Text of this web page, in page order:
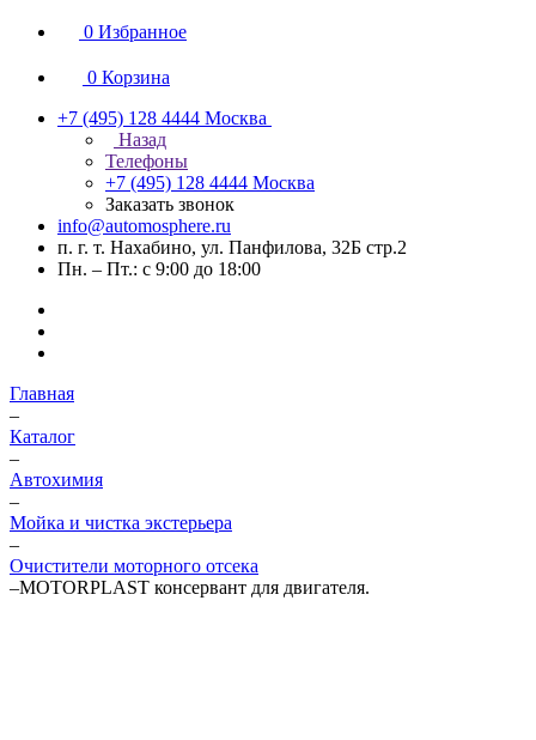
0 Избранное
0 Корзина
+7 (495) 128 4444 Москва
Назад
Телефоны
+7 (495) 128 4444 Москва
Заказать звонок
info@automosphere.ru
п. г. т. Нахабино, ул. Панфилова, 32Б стр.2
Пн. – Пт.: с 9:00 до 18:00
Главная
–
Каталог
–
Автохимия
–
Мойка и чистка экстерьера
–
Очистители моторного отсека
–MOTORPLAST консервант для двигателя.